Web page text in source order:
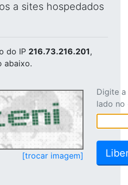
a sites hospedados
do IP 216.73.216.201,
abaixo.
[trocar imagem]
Digite
lado no